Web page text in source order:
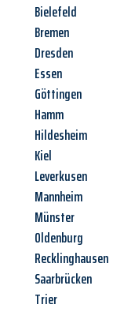
Bielefeld
Bremen
Dresden
Essen
Göttingen
Hamm
Hildesheim
Kiel
Leverkusen
Mannheim
Münster
Oldenburg
Recklinghausen
Saarbrücken
Trier